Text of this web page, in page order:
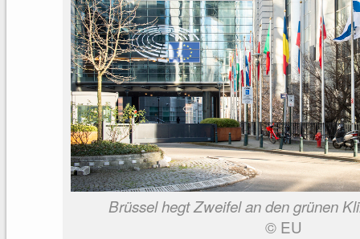
Brüssel hegt Zweifel an den grünen
© EU